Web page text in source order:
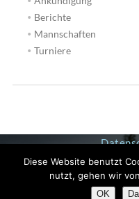
Berichte
Mannschaften
Turniere
© 2019
Diese Website benutzt
nutzt, gehen wir
OK